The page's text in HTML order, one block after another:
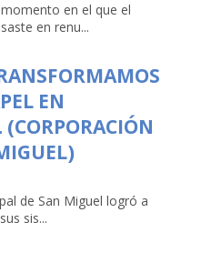
en el que el
en renu...
EN
(CORPORACIÓN
de San Miguel logró a
sis...